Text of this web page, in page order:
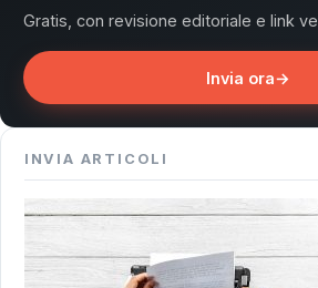
Gratis, con revisione editoriale e link
Invia ora→
INVIA ARTICOLI